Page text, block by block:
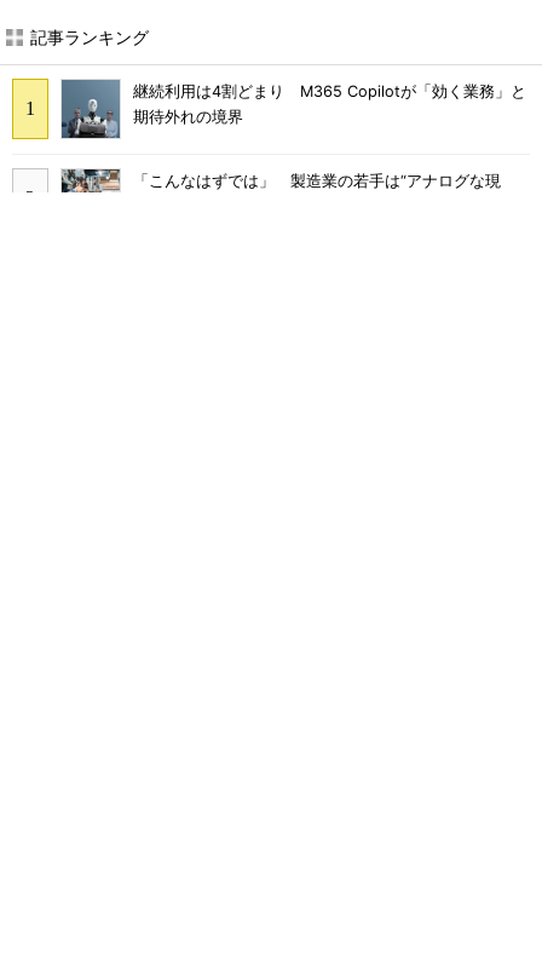
記事ランキング
継続利用は4割どまり M365 Copilotが「効く業務」と
期待外れの境界
「こんなはずでは」 製造業の若手は“アナログな現